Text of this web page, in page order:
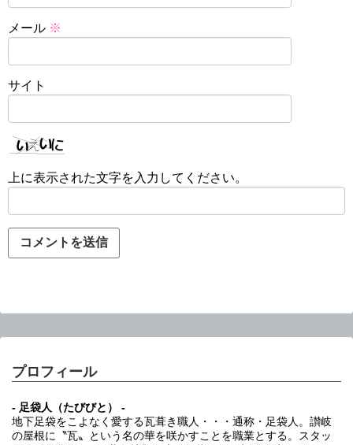
メール ※
サイト
上に表示された文字を入力してください。
プロフィール
- 足袋人（たびびと） -
地下足袋をこよなく愛する瓦葺き職人・・・通称・足袋人。讃岐
の屋根に〝瓦〟という名の華を咲かすことを職業とする。スタッ